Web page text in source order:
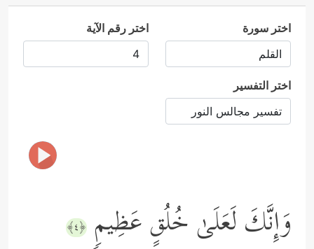
اختر سورة اختر رقم الآية
اختر التفسير
وَإِنَّكَ لَعَلَىٰ خُلُقٍ عَظِیمࣲ ﴿٤﴾